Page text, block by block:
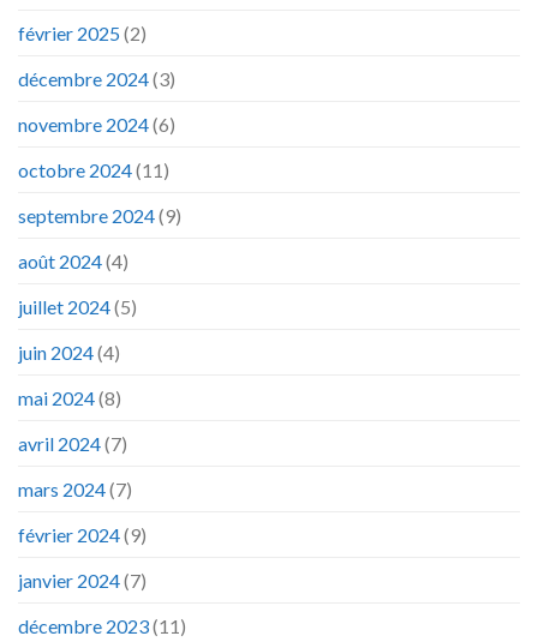
février 2025(2)
décembre 2024(3)
novembre 2024(6)
octobre 2024(11)
septembre 2024(9)
août 2024(4)
juillet 2024(5)
juin 2024(4)
mai 2024(8)
avril 2024(7)
mars 2024(7)
février 2024(9)
janvier 2024(7)
décembre 2023(11)